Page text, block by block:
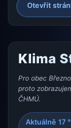
Otevřít
Klima
Pro obec
proto
ČHMÚ.
Aktuálně 17